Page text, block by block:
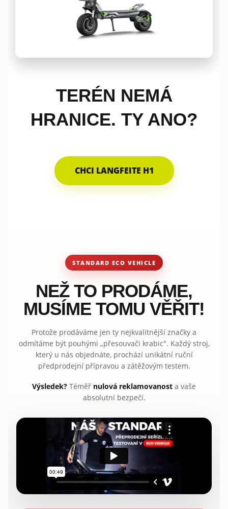
TERÉN NEMÁ
HRANICE. TY ANO?
CHCI LANGFEITE H1
STANDARD ECO VEHICLE
NEŽ TO PRODÁME,
MUSÍME TOMU VĚŘIT!
Protože prodáváme jen ty nejkvalitnější značky a
odmítáme být pouhými „přesouvači krabic". Každý stroj,
který u nás objednáte, prochází unikátní ruční
předprodejní přípravou a zátěžovým testem.
Výsledek? Téměř nulová reklamovanost a vaše
absolutní bezpečí.